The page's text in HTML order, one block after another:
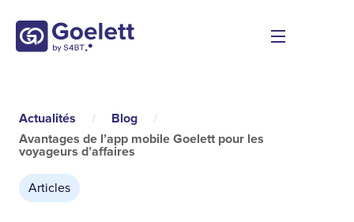
Actualités / Blog
/
Avantages de l’app mobile Goelett pour les
voyageurs d’affaires
Articles